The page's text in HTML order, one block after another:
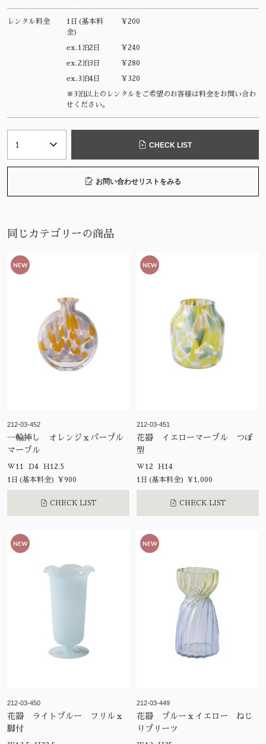
レンタル料金
1日(基本料
金)
¥200
ex.1泊2日 ¥240
ex.2泊3日 ¥280
ex.3泊4日 ¥320
※3泊以上のレンタルをご希望のお客様は料金をお問い合わ
せください。
CHECK LIST
お問い合わせリストをみる
同じカテゴリーの商品
NEW
212-03-452
一輪挿し オレンジｘパープル
マーブル
W11 D4 H12.5
1日(基本料金) ¥900
CHECK LIST
NEW
212-03-451
花器 イエローマーブル つぼ
型
W12 H14
1日(基本料金) ¥1,000
CHECK LIST
NEW
212-03-450
花器 ライトブルー フリルｘ
脚付
NEW
212-03-449
花器 ブルーｘイエロー ねじ
りプリーツ